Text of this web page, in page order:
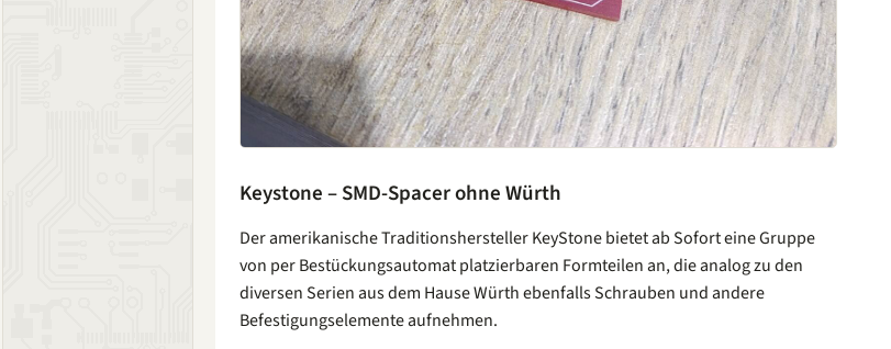
Keystone – SMD-Spacer ohne Würth
Der amerikanische Traditionshersteller KeyStone bietet ab Sofort eine Gruppe
von per Bestückungsautomat platzierbaren Formteilen an, die analog zu den
diversen Serien aus dem Hause Würth ebenfalls Schrauben und andere
Befestigungselemente aufnehmen.